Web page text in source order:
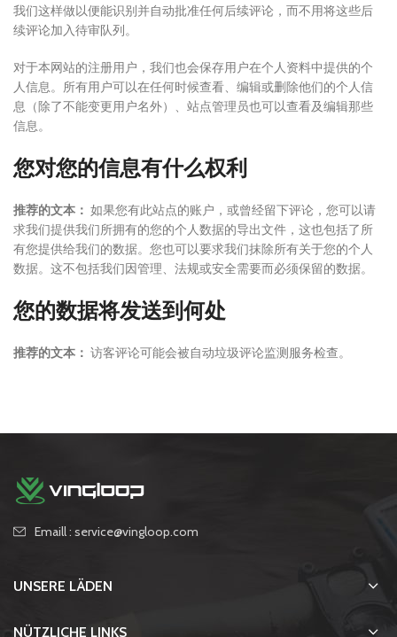
我们这样做以便能识别并自动批准任何后续评论，而不用将这些后
续评论加入待审队列。
对于本网站的注册用户，我们也会保存用户在个人资料中提供的个
人信息。所有用户可以在任何时候查看、编辑或删除他们的个人信
息（除了不能变更用户名外）、站点管理员也可以查看及编辑那些
信息。
您对您的信息有什么权利
推荐的文本： 如果您有此站点的账户，或曾经留下评论，您可以请
求我们提供我们所拥有的您的个人数据的导出文件，这也包括了所
有您提供给我们的数据。您也可以要求我们抹除所有关于您的个人
数据。这不包括我们因管理、法规或安全需要而必须保留的数据。
您的数据将发送到何处
推荐的文本： 访客评论可能会被自动垃圾评论监测服务检查。
Emaill : service@vingloop.com
UNSERE LÄDEN
NÜTZLICHE LINKS